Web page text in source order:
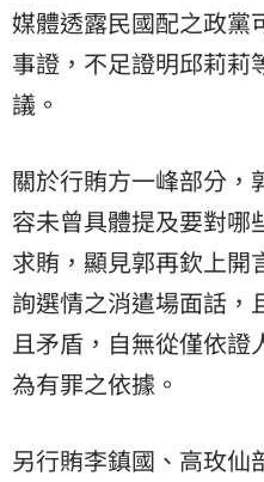
媒體透露民國配之政黨
事證，不足證明邱莉莉
議。
關於行賄方一峰部分，
容未曾具體提及要對哪
求賄，顯見郭再欽上開
詢選情之消遣場面話，
且矛盾，自無從僅依證
為有罪之依據。
另行賄李鎮國、高玫仙